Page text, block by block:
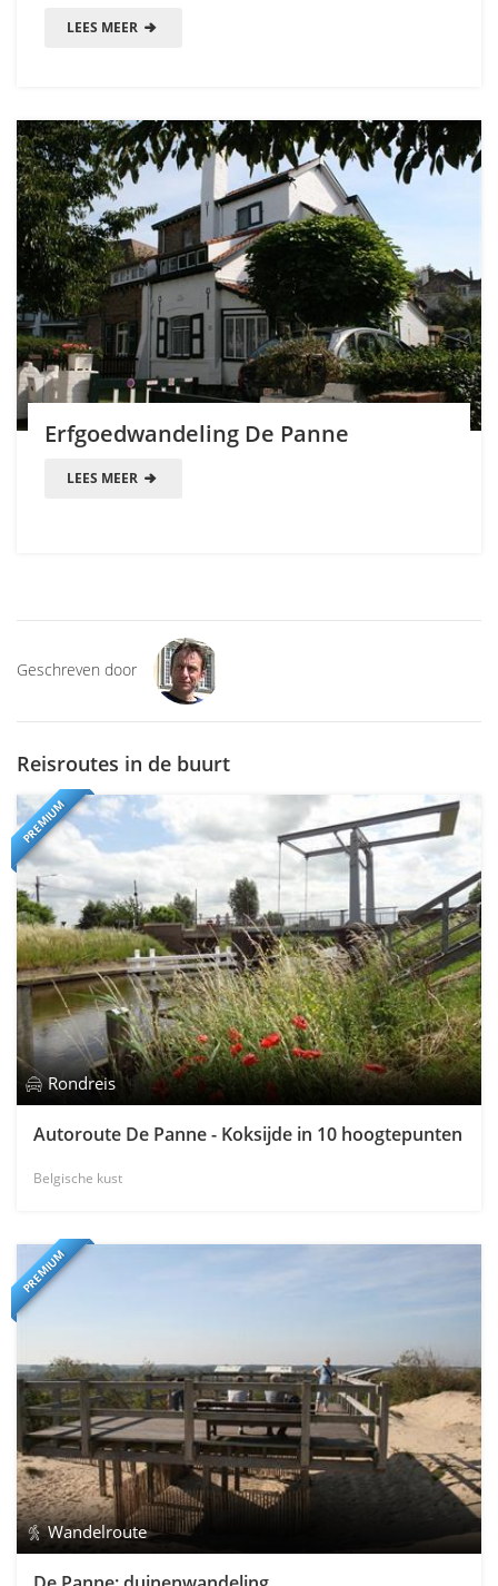
LEES MEER
Erfgoedwandeling De Panne
LEES MEER
Geschreven door
Reisroutes in de buurt
PREMIUM
Rondreis
Autoroute De Panne - Koksijde in 10 hoogtepunten
Belgische kust
PREMIUM
Wandelroute